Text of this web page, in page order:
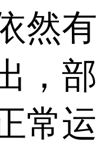
然有
，部
常运